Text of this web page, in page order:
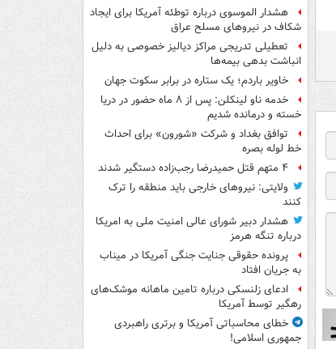
هشدار الموسوی درباره توطئه آمریکا برای ایجاد
شکاف در نیروهای مسلح عراق
تعطیلی تدریجی مراکز دیالیز خصوصی به دلیل
انباشت بدهی بیمه‌ها
خاویر باردم؛ یک ستاره در برابر سکوت جهان
خدمه ناو لینکلن: پس از ۸ ماه حضور در دریا
خسته و درمانده‌ شدیم
توافق بغداد و شرکت «شورون» برای احداث
خط لوله بصره
۴ متهم قتل حمیدرضا رجب‌زاده دستگیر شدند
ولایتی: نیروهای خارجی باید منطقه را ترک
کنند
هشدار دبیر شورای عالی امنیت ملی به امریکا
درباره تنگه هرمز
پرونده حقوقی جنایت جنگی آمریکا در میناب
به جریان افتاد
ادعای زلنسکی درباره تامین ماهانه موشک‌های
رهگیر توسط آمریکا
خطای محاسباتی آمریکا و برتری راهبردی
جمهوری اسلامی!